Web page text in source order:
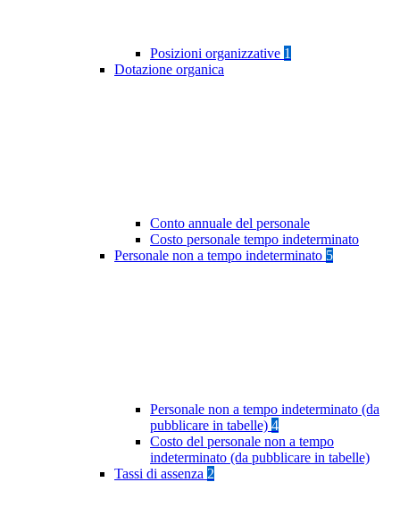
Posizioni organizzative 1
Dotazione organica
Conto annuale del personale
Costo personale tempo indeterminato
Personale non a tempo indeterminato 5
Personale non a tempo indeterminato (da
pubblicare in tabelle) 4
Costo del personale non a tempo
indeterminato (da pubblicare in tabelle)
Tassi di assenza 2